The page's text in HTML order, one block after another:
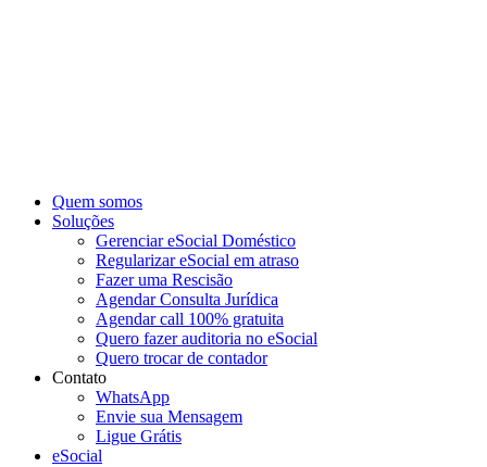
Quem somos
Soluções
Gerenciar eSocial Doméstico
Regularizar eSocial em atraso
Fazer uma Rescisão
Agendar Consulta Jurídica
Agendar call 100% gratuita
Quero fazer auditoria no eSocial
Quero trocar de contador
Contato
WhatsApp
Envie sua Mensagem
Ligue Grátis
eSocial